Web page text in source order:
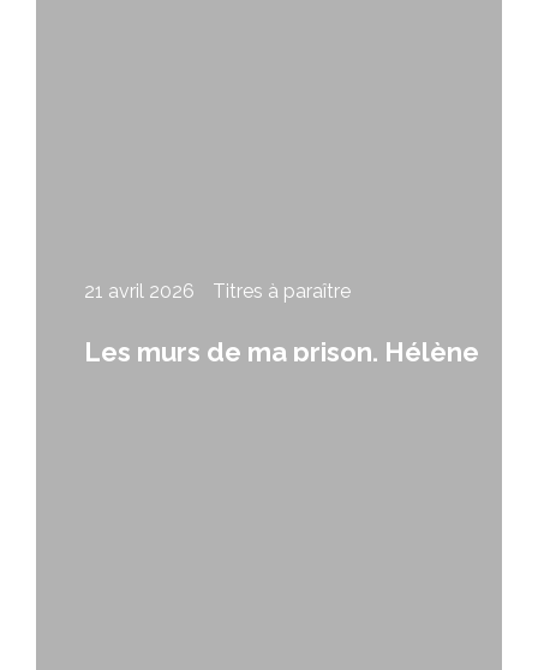
21 avril 2026 Titres à paraître
Les murs de ma prison, Hélène